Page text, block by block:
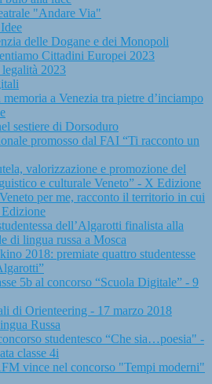
"Andare Via"
delle Dogane e dei Monopoli
Cittadini Europei 2023
2023
a Venezia tra pietre d’inciampo
sestiere di Dorsoduro
promosso dal FAI “Ti racconto un
valorizzazione e promozione del
e culturale Veneto” - X Edizione
per me, racconto il territorio in cui
dell’Algarotti finalista alla
di lingua russa a Mosca
2018: premiate quattro studentesse
5b al concorso “Scuola Digitale” - 9
di Orienteering - 17 marzo 2018
Russa
studentesco “Che sia…poesia" -
classe 4i
vince nel concorso "Tempi moderni"